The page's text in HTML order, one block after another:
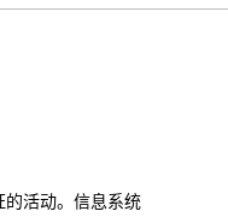
活动。信息系统